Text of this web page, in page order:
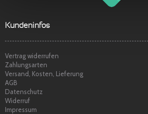
Marina S.am22.04.2014
g
o
t
o
o
Kundeninfos
Vertrag widerrufen
Zahlungsarten
Versand, Kosten, Lieferung
AGB
Datenschutz
Widerruf
Impressum